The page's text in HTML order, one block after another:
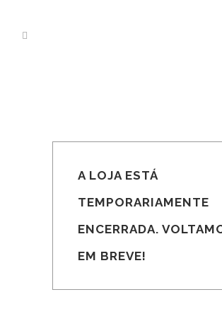
A LOJA ESTÁ
TEMPORARIAMENTE
ENCERRADA.
EM BREVE!